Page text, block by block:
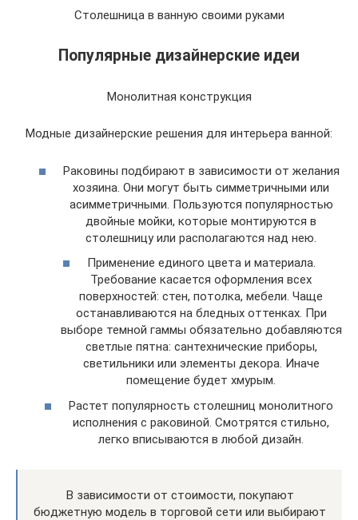
Столешница в ванную своими руками
Популярные дизайнерские идеи
Монолитная конструкция
Модные дизайнерские решения для интерьера ванной:
Раковины подбирают в зависимости от желания
хозяина. Они могут быть симметричными или
асимметричными. Пользуются популярностью
двойные мойки, которые монтируются в
столешницу или располагаются над нею.
Применение единого цвета и материала.
Требование касается оформления всех
поверхностей: стен, потолка, мебели. Чаще
останавливаются на бледных оттенках. При
выборе темной гаммы обязательно добавляются
светлые пятна: сантехнические приборы,
светильники или элементы декора. Иначе
помещение будет хмурым.
Растет популярность столешниц монолитного
исполнения с раковиной. Смотрятся стильно,
легко вписываются в любой дизайн.
В зависимости от стоимости, покупают
бюджетную модель в торговой сети или выбирают